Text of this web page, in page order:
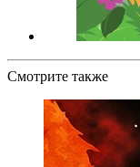
Смотрите также